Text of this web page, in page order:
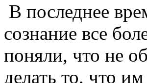
В последнее
сознание все
поняли, что не
делать то, что